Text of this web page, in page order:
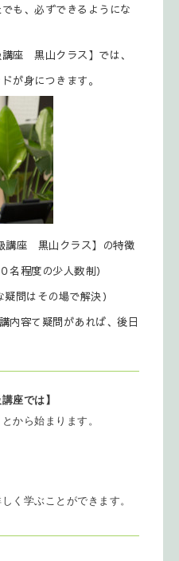
も、必ずできるようにな
座 黒山クラス】では、
が身につきます。
講座 黒山クラス】の特徴
名程度の少人数制）
問はその場で解決）
内容て疑問があれば、後日
座では】
から始まります。
く学ぶことができます。